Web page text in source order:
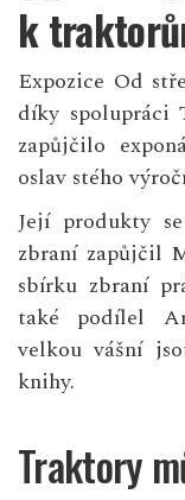
k
Expozice Od
díky spolupráci
zapůjčilo
oslav stého
Její produkty
zbraní zapůjčil
sbírku zbraní
také podílel
velkou vášní
knihy.
Traktory